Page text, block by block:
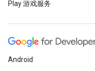
Play 游戏服务
Android